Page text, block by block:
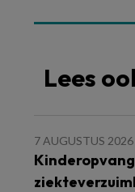
Lees
7 AUGUSTUS 2026